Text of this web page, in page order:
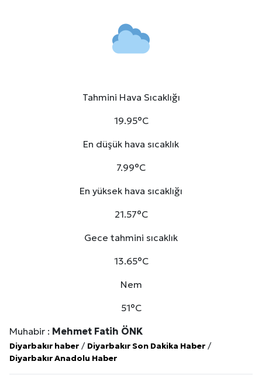
Tahmini Hava Sıcaklığı
19.95°C
En düşük hava sıcaklık
7.99°C
En yüksek hava sıcaklığı
21.57°C
Gece tahmini sıcaklık
13.65°C
Nem
51°C
Muhabir : Mehmet Fatih ÖNK
Diyarbakır haber / Diyarbakır Son Dakika Haber /
Diyarbakır Anadolu Haber